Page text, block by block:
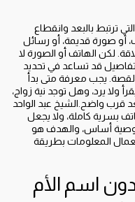
ترتبط بالبعد وانقطاع
أو صورة قديمة، أو رسائل
لكن الهاتف أو الصورة لا
قد تساعد في تحديد
يجب معرفة متى بدأ
ولا يرد، وهل توجد نية زواج،
قرب واضح.الشيخ عبد الواحد
بسرية كاملة، ولا يجعل
أساس، والهدف هو
المعلومات بطريقة
اسم الأم